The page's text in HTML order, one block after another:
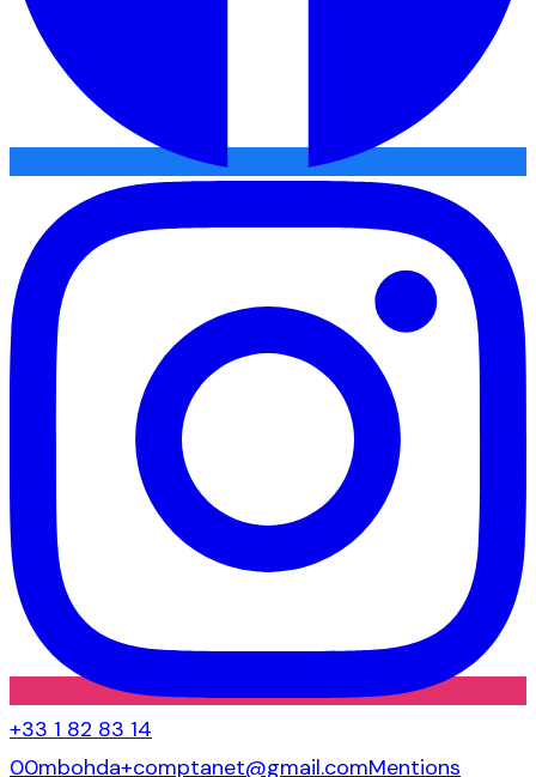
+33 1 82 83 14
00mbohda+comptanet@gmail.comMentions